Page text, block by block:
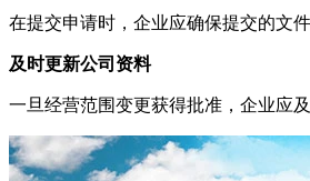
在提交申请时，企业应确保提交的文
及时更新公司资料
一旦经营范围变更获得批准，企业应